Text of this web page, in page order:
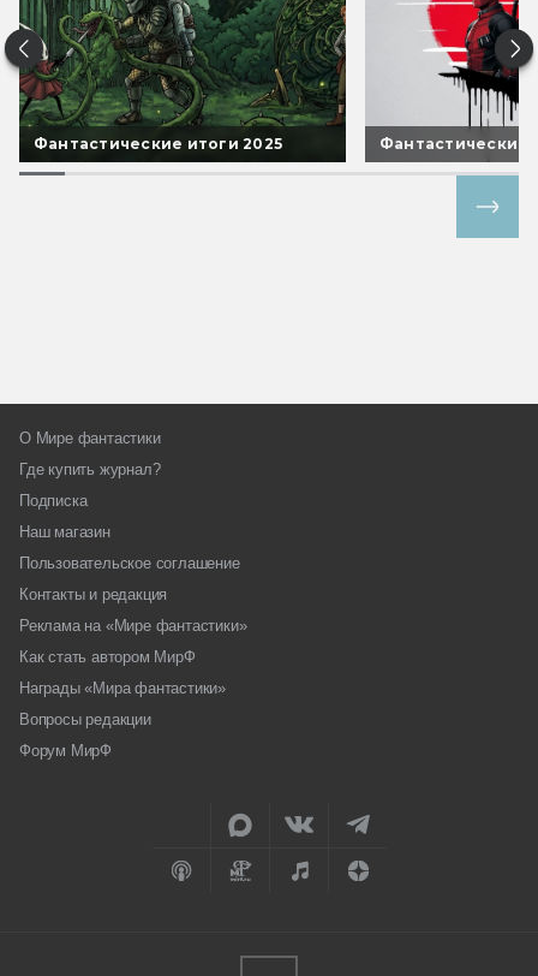
Фантастические итоги 2025 Фантастические
О Мире фантастики
Где купить журнал?
Подписка
Наш магазин
Пользовательское соглашение
Контакты и редакция
Реклама на «Мире фантастики»
Как стать автором МирФ
Награды «Мира фантастики»
Вопросы редакции
Форум МирФ